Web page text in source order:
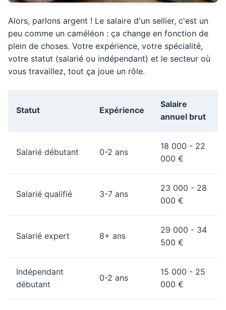
Alors, parlons argent ! Le salaire d'un sellier, c'est un
peu comme un caméléon : ça change en fonction de
plein de choses. Votre expérience, votre spécialité,
votre statut (salarié ou indépendant) et le secteur où
vous travaillez, tout ça joue un rôle.
Statut Expérience
Salaire
annuel brut
Salarié débutant 0-2 ans
18 000 - 22
000 €
Salarié qualifié 3-7 ans
23 000 - 28
000 €
Salarié expert 8+ ans
29 000 - 34
500 €
Indépendant
débutant
0-2 ans
15 000 - 25
000 €